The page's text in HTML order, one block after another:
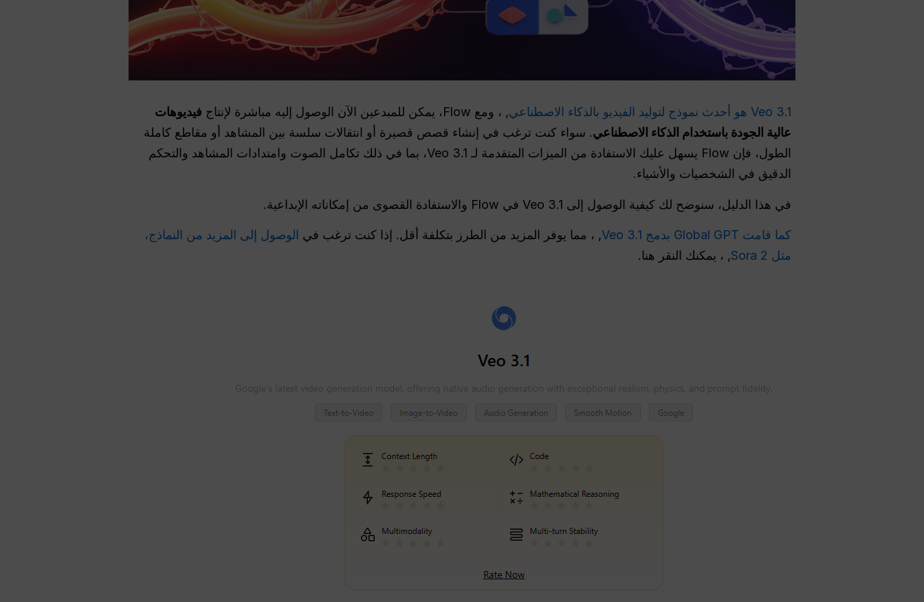
Veo 3.1 هو أحدث نموذج لتوليد الفيديو بالذكاء الاصطناعي , ، ومع Flow، يمكن للمبدعين الآن الوصول إليه مباشرة لإنتاج
فيديوهات
عالية الجودة باستخدام الذكاء الاصطناعي. سواء كنت ترغب في إنشاء قصص قصيرة أو انتقالات سلسة بين المشاهد أو مقاطع كاملة
الطول، فإن Flow يسهل عليك الاستفادة من الميزات المتقدمة لـ Veo 3.1، بما في ذلك تكامل الصوت وامتدادات المشاهد والتحكم
الدقيق في الشخصيات والأشياء.
في هذا الدليل، سنوضح لك كيفية الوصول إلى Veo 3.1 في Flow والاستفادة القصوى من إمكاناته الإبداعية.
كما قامت Global GPT بدمج Veo 3.1 , ، مما يوفر المزيد من الطرز بتكلفة أقل. إذا كنت ترغب في الوصول إلى المزيد من النماذج،
مثل Sora 2
, ، يمكنك النقر هنا.